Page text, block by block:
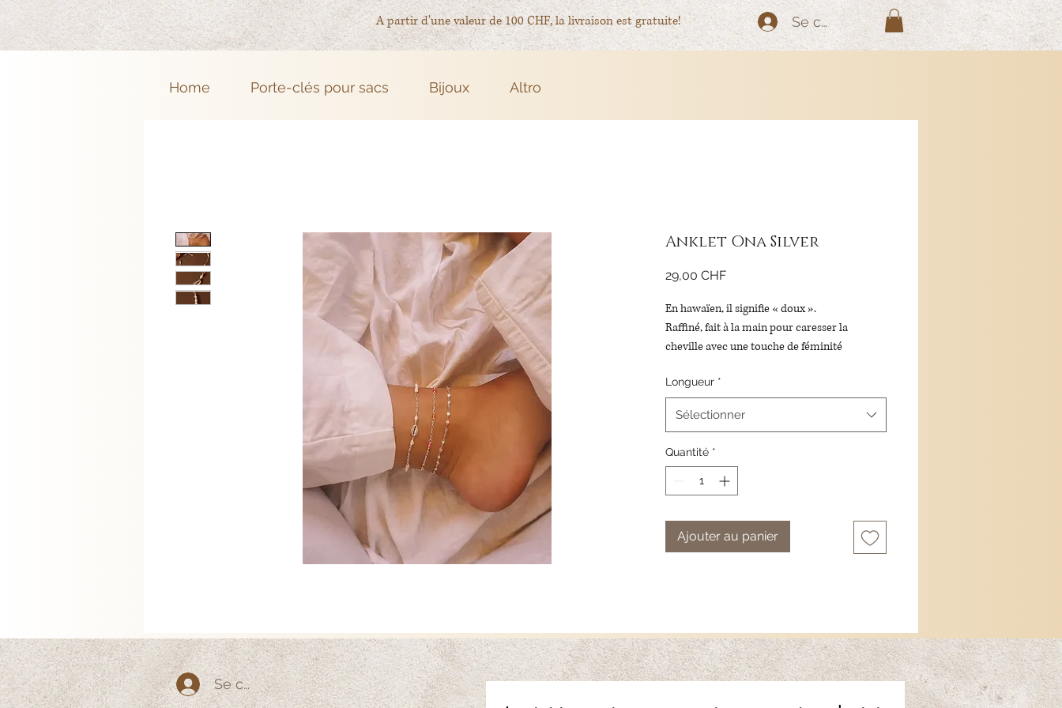
A partir d'une valeur de 100 CHF, la livraison est gratuite! Se connecter
Home Porte-clés pour sacs Bijoux Altro
Anklet Ona Silver
29,00 CHFPrix
En hawaïen, il signifie « doux ».
Raffiné, fait à la main pour caresser la
cheville avec une touche de féminité
Réglable, léger et résistant à l'eau.
Matière :argent 925
Longueur :
S : 21cm - 23cm
M : 23cm - 25cm
L : 25cm - 27cm
Longueur *
Sélectionner
Quantité *
Ajouter au panier
Se connecter